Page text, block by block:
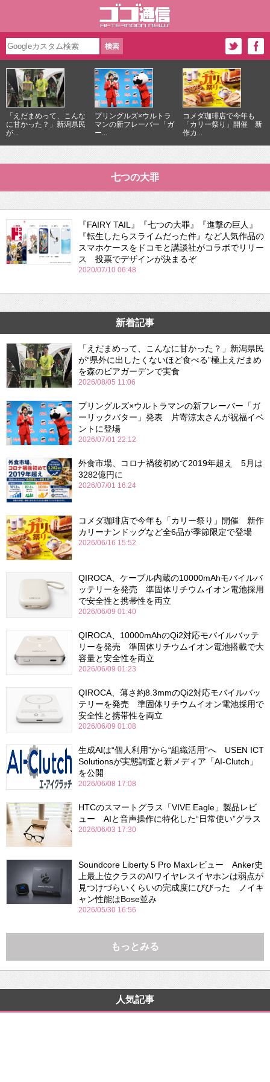
「えだまめって、こんな
に甘かった？」新潟県民
が...
プリングルズ×ウルトラ
マンの新フレーバー「ガ
ー...
コメダ珈琲店で今年も
「カリー祭り」開催 新
作カ...
七つの大罪
『FAIRY TAIL』『七つの大罪』『進撃の巨人』
『転生したらスライムだった件』など人気作品の
スマホケースをドコモと講談社がコラボでリリー
ス 投票でデザインが決まるぞ
2020/07/10 06:48
新着記事
「えだまめって、こんなに甘かった？」新潟県民
が“県外に出したくないほど食べる”極上えだまめ
を森のビアガーデンで実食
2026/08/05 11:06
プリングルズ×ウルトラマンの新フレーバー「ガ
ーリックバター」発表 片寄涼太さんが祝福イベ
ントに登場
2026/07/01 22:12
外食市場、コロナ禍後初めて2019年超え 5月は
3282億円に
2026/07/01 16:24
コメダ珈琲店で今年も「カリー祭り」開催 新作
カリーナンドッグなど全6品が季節限定で登場
2026/06/16 15:52
QIROCA、ケーブル内蔵の10000mAhモバイルバ
ッテリーを発売 準固体リチウムイオン電池採用
で安全性と携帯性を両立
2026/06/09 01:40
QIROCA、10000mAhのQi2対応モバイルバッテ
リーを発売 準固体リチウムイオン電池搭載で大
容量と安全性を両立
2026/06/09 01:23
QIROCA、薄さ約8.3mmのQi2対応モバイルバッ
テリーを発売 準固体リチウムイオン電池採用で
安全性と携帯性を両立
2026/06/09 01:08
生成AIは“個人利用”から“組織活用”へ USEN ICT
Solutionsが実態調査と新メディア「AI-Clutch」
を公開
2026/06/08 17:08
HTCのスマートグラス「VIVE Eagle」製品レビ
ュー AIと音声操作に特化した“日常使い”グラス
2026/06/03 17:30
Soundcore Liberty 5 Pro Maxレビュー Anker史
上最上位クラスのAIワイヤレスイヤホンは弱点が
見つけづらいくらいの完成度にびびった ノイキ
ャン性能はBose並み
2026/05/30 16:56
もっとみる
人気記事